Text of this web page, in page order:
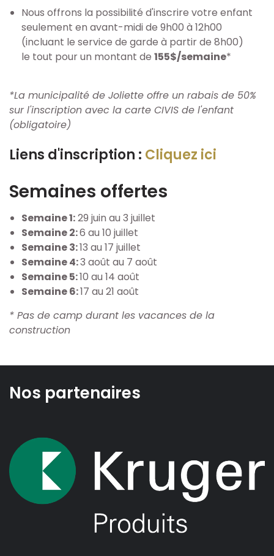
Nous Contacter
Boutique
Nous offrons la possibilité d'inscrire votre enfant
seulement en avant-midi de 9h00 à 12h00
(incluant le service de garde à partir de 8h00)
le tout pour un montant de 155$/semaine*
*La municipalité de Joliette offre un rabais de 50%
sur l'inscription avec la carte CIVIS de l'enfant
(obligatoire)
Liens d'inscription : Cliquez ici
Semaines offertes
Semaine 1:29 juin au 3 juillet
Semaine 2:6 au 10 juillet
Semaine 3:13 au 17 juillet
Semaine 4:3 août au 7 août
Semaine 5:10 au 14 août
Semaine 6:17 au 21 août
* Pas de camp durant les vacances de la
construction
Nos partenaires